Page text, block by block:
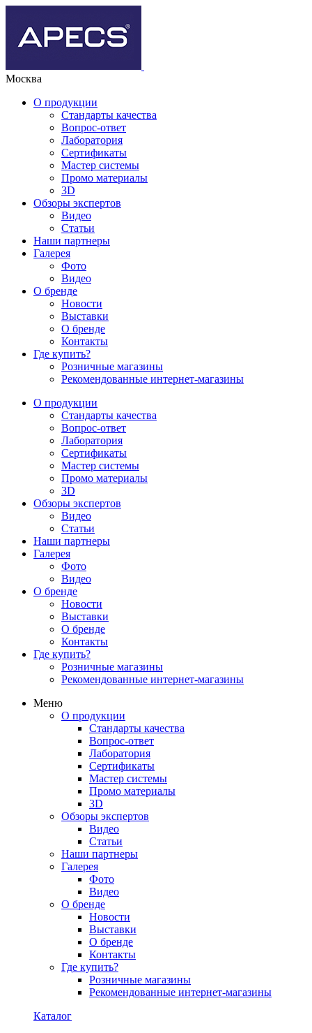
Москва
О продукции
Стандарты качества
Вопрос-ответ
Лаборатория
Сертификаты
Мастер системы
Промо материалы
3D
Обзоры экспертов
Видео
Статьи
Наши партнеры
Галерея
Фото
Видео
О бренде
Новости
Выставки
О бренде
Контакты
Где купить?
Розничные магазины
Рекомендованные интернет-магазины
О продукции
Стандарты качества
Вопрос-ответ
Лаборатория
Сертификаты
Мастер системы
Промо материалы
3D
Обзоры экспертов
Видео
Статьи
Наши партнеры
Галерея
Фото
Видео
О бренде
Новости
Выставки
О бренде
Контакты
Где купить?
Розничные магазины
Рекомендованные интернет-магазины
Меню
О продукции
Стандарты качества
Вопрос-ответ
Лаборатория
Сертификаты
Мастер системы
Промо материалы
3D
Обзоры экспертов
Видео
Статьи
Наши партнеры
Галерея
Фото
Видео
О бренде
Новости
Выставки
О бренде
Контакты
Где купить?
Розничные магазины
Рекомендованные интернет-магазины
Каталог